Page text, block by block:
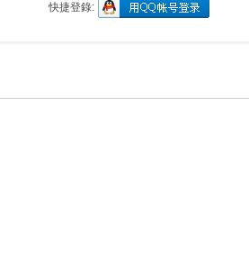
快捷登錄: